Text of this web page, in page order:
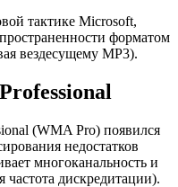
тактике Microsoft,
форматом
вездесущему MP3).
(WMA Pro) появился
недостатков
многоканальность и
дискредитации).